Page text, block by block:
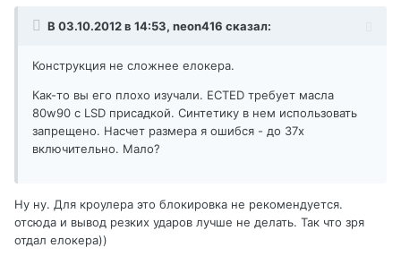
В 03.10.2012 в 14:53, neon416 сказал:
Конструкция не сложнее елокера.
Как-то вы его плохо изучали. ECTED требует масла
80w90 с LSD присадкой. Синтетику в нем использовать
запрещено. Насчет размера я ошибся - до 37х
включительно. Мало?
Ну ну. Для кроулера это блокировка не рекомендуется.
отсюда и вывод резких ударов лучше не делать. Так что зря
отдал елокера))